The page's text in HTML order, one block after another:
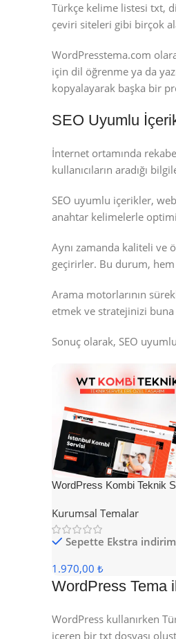
Türkçe kelime listesi txt,
çeviri siteleri gibi birçok
WordPresstema.com
için dil öğrenme ya da
kopyalayarak başka bir
SEO Uyumlu
İnternet ortamında
kullanıcıların aradığı
SEO uyumlu içerikler,
anahtar kelimelerle
Aynı zamanda kaliteli ve
geçirirler. Bu durum,
Arama motorlarının
etmek ve stratejinizi
Sonuç olarak, SEO
WordPress Kombi Teknik
Kurumsal Temalar
Sepette Ekstra indirim
1.970,00 ₺
WordPress Tema
WordPress kullanırken
içeren bir txt dosyası